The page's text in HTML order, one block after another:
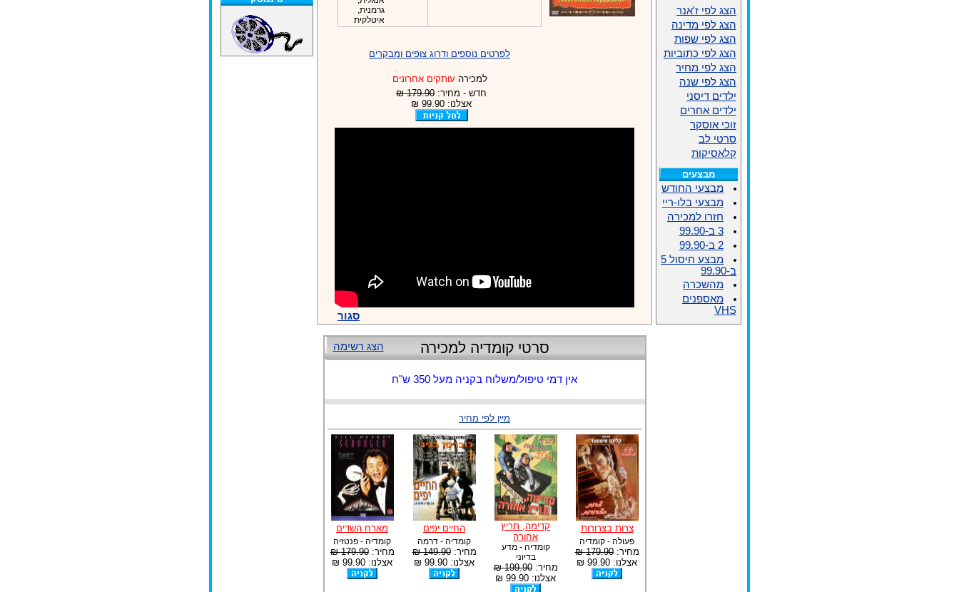
גרמנית,
איטלקית
לפרטים נוספים ודרוג צופים ומבקרים
למכירה עותקים אחרונים
חדש - מחיר: 179.90 ₪
אצלנו: 99.90 ₪
סגור
הצג רשימה סרטי קומדיה למכירה
אין דמי טיפול/משלוח בקניה מעל 350 ש"ח
מיין לפי מחיר
צרות בצרורות
פעולה - קומדיה
מחיר:179.90 ₪
אצלנו: 99.90 ₪
קדימה, תריץ
אחורה
קומדיה - מדע
בדיוני
מחיר:199.90 ₪
אצלנו: 99.90 ₪
החיים יפים
קומדיה - דרמה
מחיר:149.90 ₪
אצלנו: 99.90 ₪
מארח השדים
קומדיה - פנטזיה
מחיר:179.90 ₪
אצלנו: 99.90 ₪
הצג לפי ז'אנר
הצג לפי מדינה
הצג לפי שפות
הצג לפי כתוביות
הצג לפי מחיר
הצג לפי שנה
ילדים דיסני
ילדים אחרים
זוכי אוסקר
סרטי לב
קלאסיקות
מבצעים
מבצעי החודש
מבצעי בלו-ריי
חזרו למכירה
3 ב-99.90
2 ב-99.90
מבצע חיסול 5
ב-99.90
מהשכרה
מאספנים
VHS